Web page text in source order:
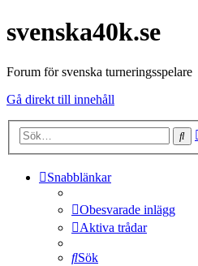
svenska40k.se
Forum för svenska turneringsspelare
Gå direkt till innehåll
Sök
Snabblänkar
Obesvarade inlägg
Aktiva trådar
Sök